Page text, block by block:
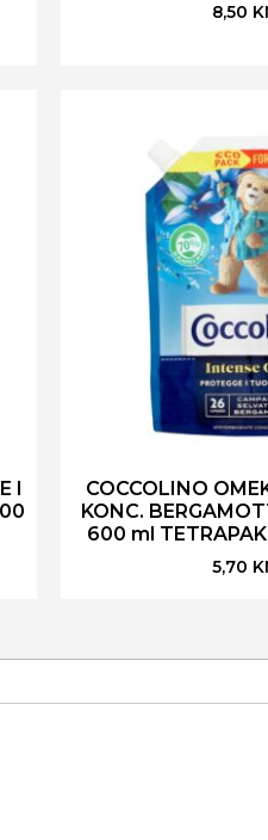
8,50
I
COCCOLINO
KONC.
600 ml
5,70